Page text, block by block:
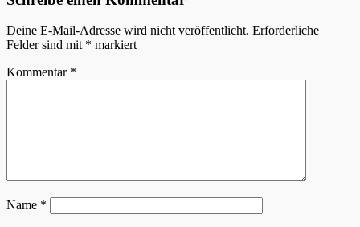
Deine E-Mail-Adresse wird nicht veröffentlicht. Erforderliche
Felder sind mit * markiert
Kommentar *
Name *